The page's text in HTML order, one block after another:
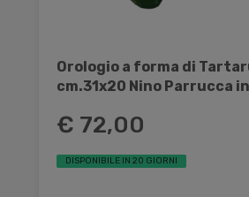
Orologio a forma di
cm.31x20 Nino Parrucca
€ 72,00
DISPONIBILE IN 20 GIORNI